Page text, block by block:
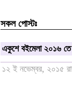
সকল পোস্টঃ
একুশে বইমেলা ২০১৬ তে
১২ ই নভেম্বর, ২০১৫